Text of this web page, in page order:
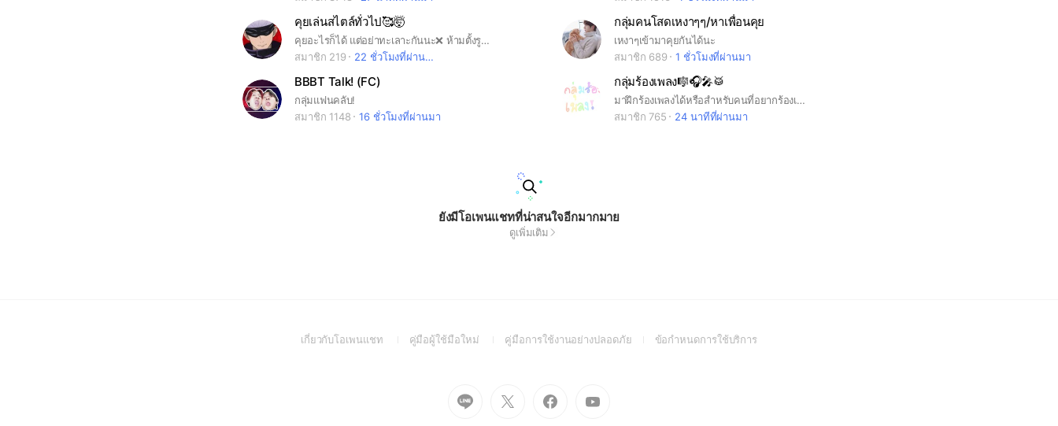
คุยเล่นสไตล์ทั่วไป🥰🤯
คุยอะไรก็ได้ แต่อย่าทะเลาะกันนะ❌ ห้ามตั้งรูปโปรไฟล์เป็นหน้าตัวเองด้วย
สมาชิก 219
22 ชั่วโมงที่ผ่านมา
กลุ่มคนโสดเหงาๆๆ/หาเพื่อนคุย
เหงาๆเข้ามาคุยกันได้นะ
สมาชิก 689
1 ชั่วโมงที่ผ่านมา
BBBT Talk! (FC)
กลุ่มแฟนคลับ!
สมาชิก 1148
16 ชั่วโมงที่ผ่านมา
กลุ่มร้องเพลง🎼🎧🎤🥁
มาฝึกร้องเพลงได้หรือสำหรับคนที่อยากร้องเพลงก็มาแชร์ความสามารถให้กันได้นะคะ🩷🩷#ร้องเพลง#ฟังเพลง#ความสามารถ
สมาชิก 765
24 นาทีที่ผ่านมา
ยังมีโอเพนแชทที่น่าสนใจอีกมากมาย
ดูเพิ่มเติม
เกี่ยวกับโอเพนแชท
(Openคู่มือผู้ใช้มือใหม่
(Open
window)
คู่มือการใช้งานอย่างปลอดภัย(Openข้อกำหนดการใช้บริการ(Open
Go
to
Go
to
Go
to
to